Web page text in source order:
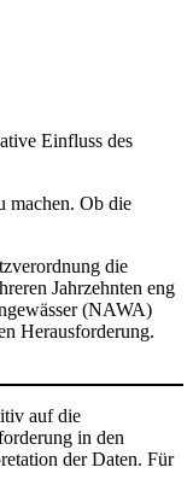
Einfluss des
machen. Ob die
die
Jahrzehnten eng
(NAWA)
Herausforderung.
auf die
in den
der Daten. Für